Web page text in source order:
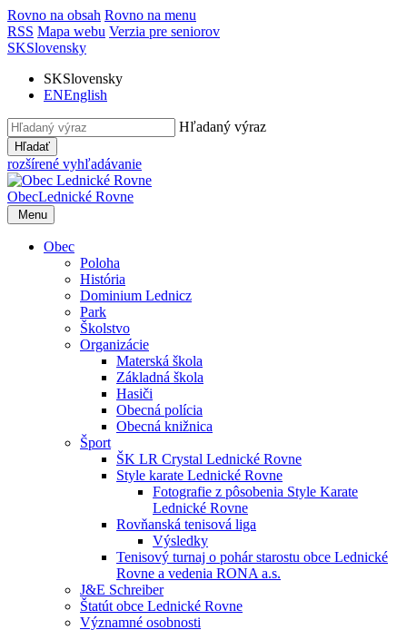
Rovno na obsah Rovno na menu
RSS Mapa webu Verzia pre seniorov
SKSlovensky
SKSlovensky
ENEnglish
Hľadaný výraz
Hľadať
rozšírené vyhľadávanie
ObecLednické Rovne
Menu
Obec
Poloha
História
Dominium Lednicz
Park
Školstvo
Organizácie
Materská škola
Základná škola
Hasiči
Obecná polícia
Obecná knižnica
Šport
ŠK LR Crystal Lednické Rovne
Style karate Lednické Rovne
Fotografie z pôsobenia Style Karate
Lednické Rovne
Rovňanská tenisová liga
Výsledky
Tenisový turnaj o pohár starostu obce Lednické
Rovne a vedenia RONA a.s.
J&E Schreiber
Štatút obce Lednické Rovne
Významné osobnosti